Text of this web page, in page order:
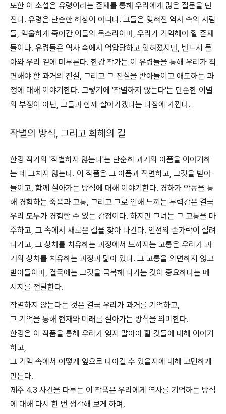
또한 이 소설은 유령이라는 존재를 통해 우리에게 많은 질문을 던
진다. 유령은 단순한 허상이 아니다. 그들은 잊혀진 역사 속의 사람
들, 억울하게 죽어간 이들의 목소리이며, 우리가 기억해야 할 존재
들이다. 유령들은 역사 속에서 억압당하고 잊혀졌지만, 반드시 돌
아와 우리 곁에 머무른다. 한강 작가는 이 유령들을 통해 우리가 직
면해야 할 과거의 진실, 그리고 그 진실을 받아들이고 애도하는 과
정에 대해 이야기한다. 그렇기에 '작별하지 않는다'는 단순한 이별
의 부정이 아닌, 그들과 함께 살아가겠다는 다짐에 가깝다.
작별의 방식, 그리고 화해의 길
한강 작가의 '작별하지 않는다'는 단순히 과거의 아픔을 이야기하
는 데 그치지 않는다. 이 작품은 그 아픔과 직면하고, 그것을 받아
들이고, 함께 살아가는 방식에 대해 이야기한다. 경하가 악몽을 통
해 경험하는 죽음과 고통, 그리고 그로 인해 느끼는 무력감은 결국
우리 모두가 경험할 수 있는 감정이다. 하지만 그녀는 그 고통을 마
주하고, 그 속에서 새로운 길을 찾아 나간다. 인선의 손가락이 잘려
나가고, 그 상처를 치유하는 과정에서 느껴지는 고통은 우리가 과
거의 상처를 치유하는 과정과 닮아 있다. 그 고통을 외면하지 않고
받아들이며, 결국에는 그것을 극복해 나가는 것이 중요하다는 메
시지를 전달한다.
작별하지 않는다는 것은 결국 우리가 과거를 기억하고,
그 기억을 통해 현재와 미래를 살아가는 방식을 의미한다.
한강은 이 작품을 통해 우리가 잊지 말아야 할 것들에 대해 이야기
하고,
그 기억 속에서 어떻게 앞으로 나아갈 수 있을지에 대해 고민하게
만든다.
제주 4.3 사건을 다루는 이 작품은 우리에게 역사를 기억하는 방식
에 대해 다시 한 번 생각해 보게 하며,